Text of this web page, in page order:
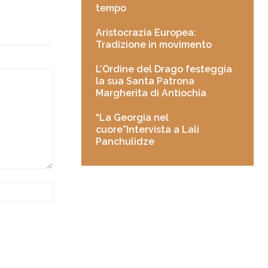
tempo
Aristocrazia Europea:
Tradizione in movimento
L’Ordine del Drago festeggia
la sua Santa Patrona
Margherita di Antiochia
“La Georgia nel
cuore”Intervista a Lali
Panchulidze